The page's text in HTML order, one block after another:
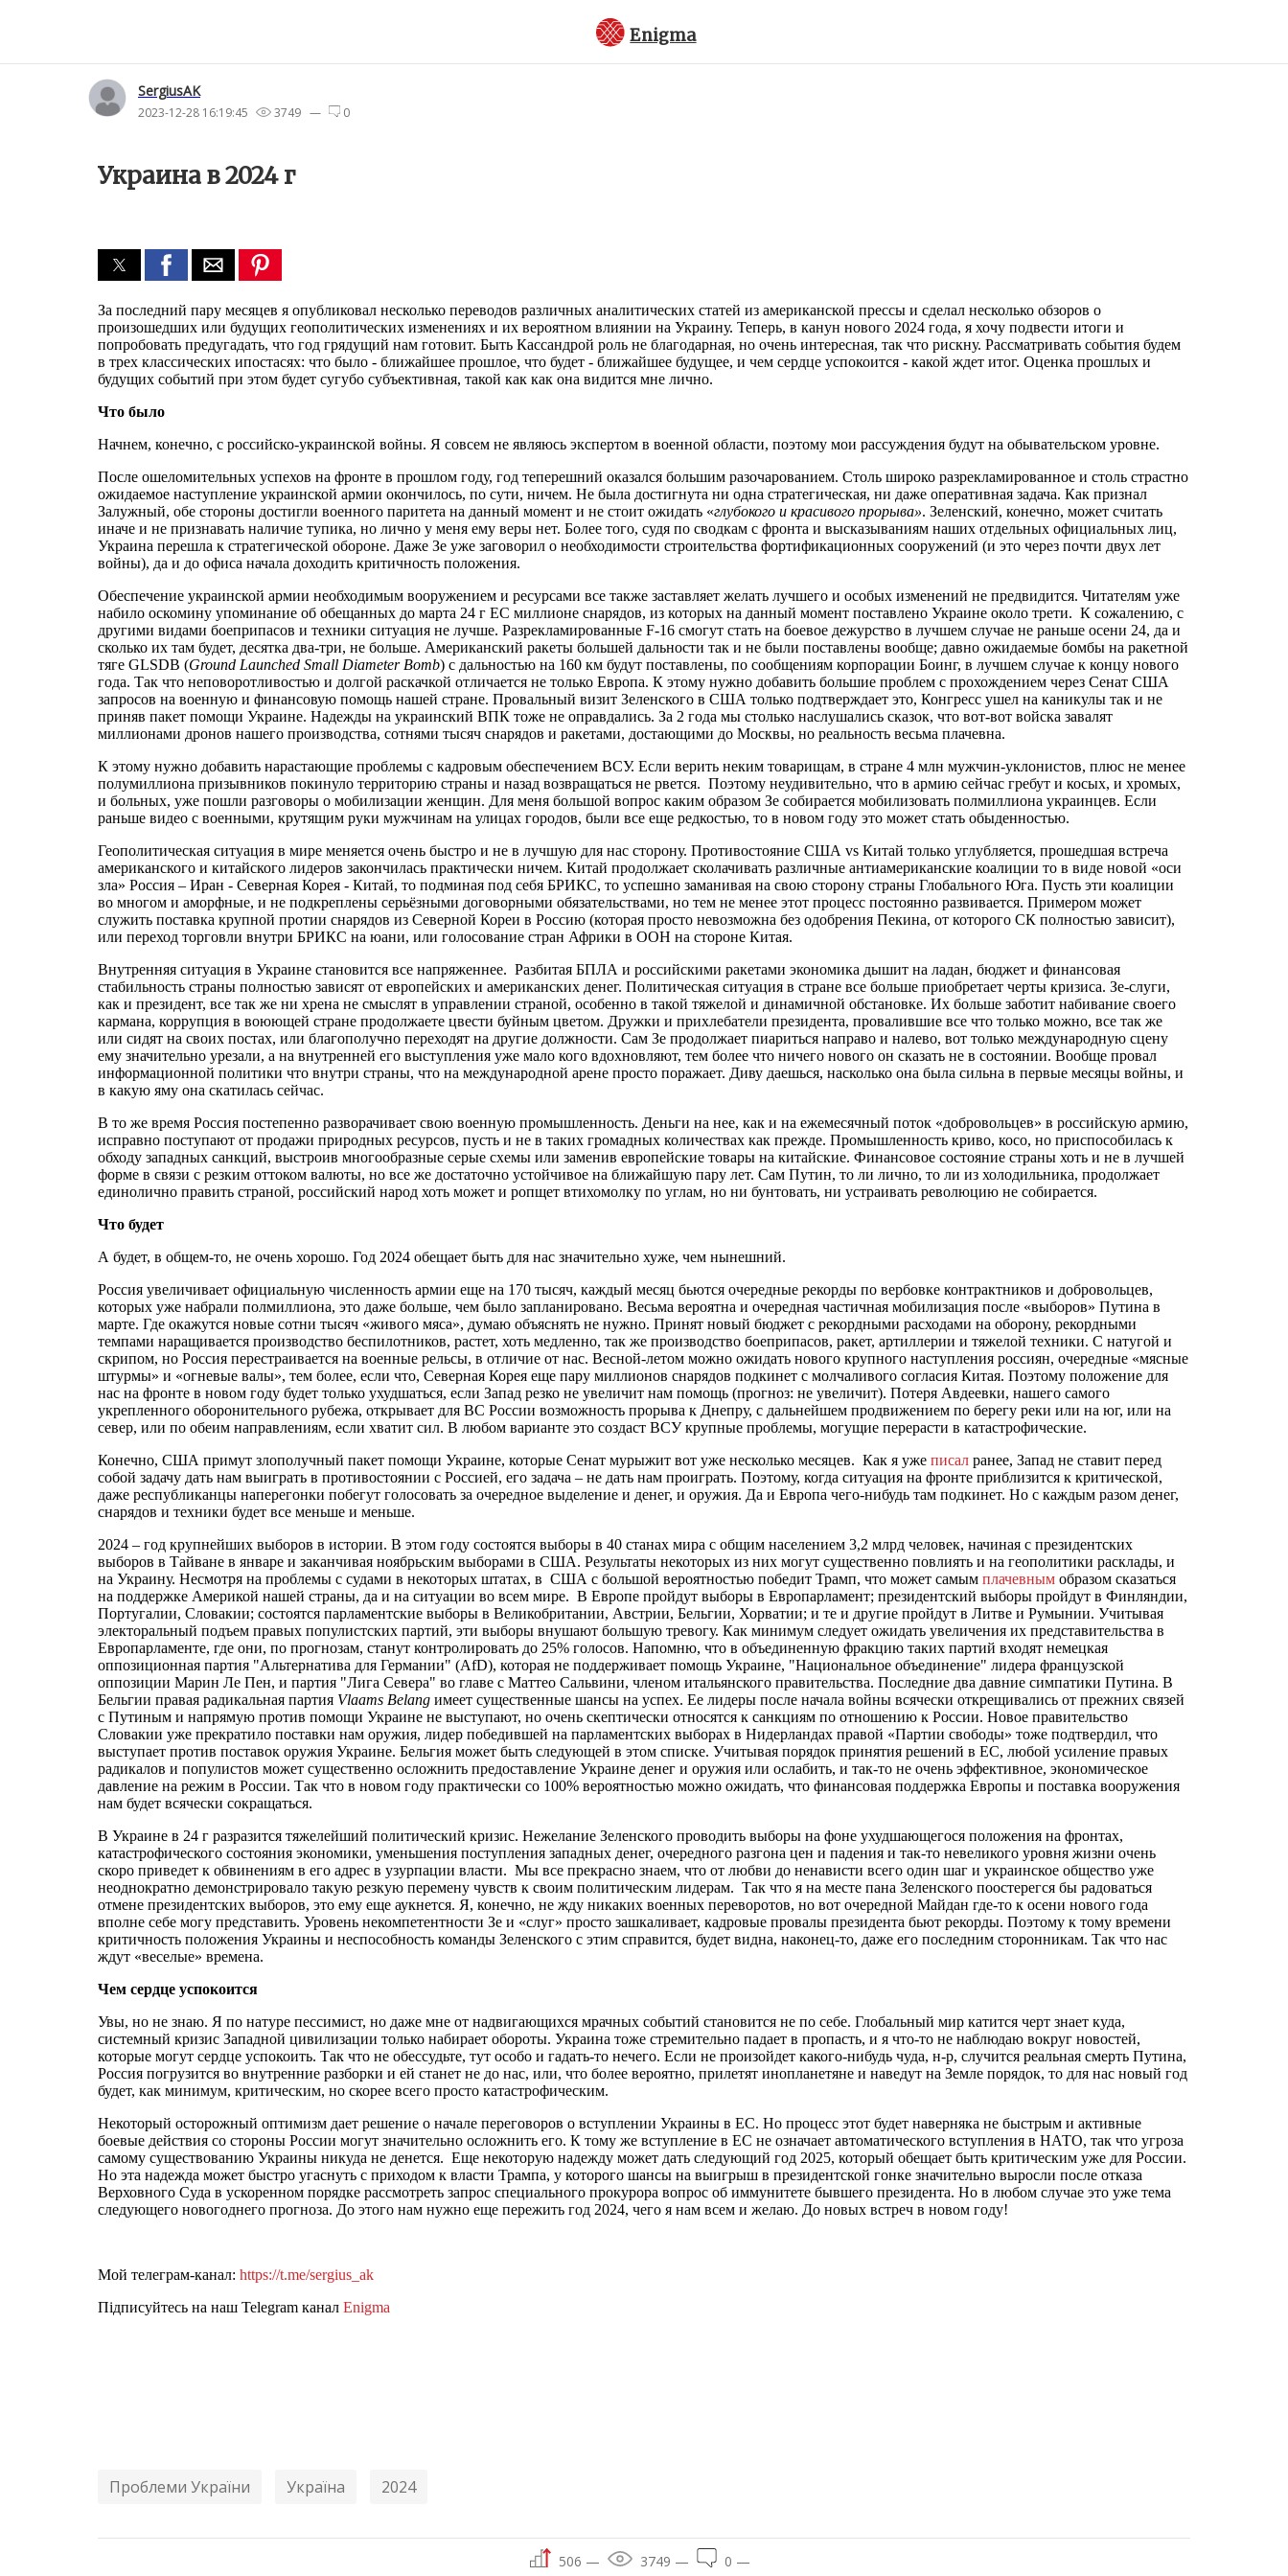
Enigma
SergiusAK
2023-12-28 16:19:45 3749 — 0
Украина в 2024 г
За последний пару месяцев я опубликовал несколько переводов различных аналитических статей из американской прессы и сделал несколько обзоров о
произошедших или будущих геополитических изменениях и их вероятном влиянии на Украину. Теперь, в канун нового 2024 года, я хочу подвести итоги и
попробовать предугадать, что год грядущий нам готовит. Быть Кассандрой роль не благодарная, но очень интересная, так что рискну. Рассматривать события будем
в трех классических ипостасях: что было - ближайшее прошлое, что будет - ближайшее будущее, и чем сердце успокоится - какой ждет итог. Оценка прошлых и
будущих событий при этом будет сугубо субъективная, такой как как она видится мне лично.
Что было
Начнем, конечно, с российско-украинской войны. Я совсем не являюсь экспертом в военной области, поэтому мои рассуждения будут на обывательском уровне.
После ошеломительных успехов на фронте в прошлом году, год теперешний оказался большим разочарованием. Столь широко разрекламированное и столь страстно
ожидаемое наступление украинской армии окончилось, по сути, ничем. Не была достигнута ни одна стратегическая, ни даже оперативная задача. Как признал
Залужный, обе стороны достигли военного паритета на данный момент и не стоит ожидать «глубокого и красивого прорыва». Зеленский, конечно, может считать
иначе и не признавать наличие тупика, но лично у меня ему веры нет. Более того, судя по сводкам с фронта и высказываниям наших отдельных официальных лиц,
Украина перешла к стратегической обороне. Даже Зе уже заговорил о необходимости строительства фортификационных сооружений (и это через почти двух лет
войны), да и до офиса начала доходить критичность положения.
Обеспечение украинской армии необходимым вооружением и ресурсами все также заставляет желать лучшего и особых изменений не предвидится. Читателям уже
набило оскомину упоминание об обещанных до марта 24 г ЕС миллионе снарядов, из которых на данный момент поставлено Украине около трети. К сожалению, с
другими видами боеприпасов и техники ситуация не лучше. Разрекламированные F-16 смогут стать на боевое дежурство в лучшем случае не раньше осени 24, да и
сколько их там будет, десятка два-три, не больше. Американский ракеты большей дальности так и не были поставлены вообще; давно ожидаемые бомбы на ракетной
тяге GLSDB (Ground Launched Small Diameter Bomb) с дальностью на 160 км будут поставлены, по сообщениям корпорации Боинг, в лучшем случае к концу нового
года. Так что неповоротливостью и долгой раскачкой отличается не только Европа. К этому нужно добавить большие проблем с прохождением через Сенат США
запросов на военную и финансовую помощь нашей стране. Провальный визит Зеленского в США только подтверждает это, Конгресс ушел на каникулы так и не
приняв пакет помощи Украине. Надежды на украинский ВПК тоже не оправдались. За 2 года мы столько наслушались сказок, что вот-вот войска завалят
миллионами дронов нашего производства, сотнями тысяч снарядов и ракетами, достающими до Москвы, но реальность весьма плачевна.
К этому нужно добавить нарастающие проблемы с кадровым обеспечением ВСУ. Если верить неким товарищам, в стране 4 млн мужчин-уклонистов, плюс не менее
полумиллиона призывников покинуло территорию страны и назад возвращаться не рвется. Поэтому неудивительно, что в армию сейчас гребут и косых, и хромых,
и больных, уже пошли разговоры о мобилизации женщин. Для меня большой вопрос каким образом Зе собирается мобилизовать полмиллиона украинцев. Если
раньше видео с военными, крутящим руки мужчинам на улицах городов, были все еще редкостью, то в новом году это может стать обыденностью.
Геополитическая ситуация в мире меняется очень быстро и не в лучшую для нас сторону. Противостояние США vs Китай только углубляется, прошедшая встреча
американского и китайского лидеров закончилась практически ничем. Китай продолжает сколачивать различные антиамериканские коалиции то в виде новой «оси
зла» Россия – Иран - Северная Корея - Китай, то подминая под себя БРИКС, то успешно заманивая на свою сторону страны Глобального Юга. Пусть эти коалиции
во многом и аморфные, и не подкреплены серьёзными договорными обязательствами, но тем не менее этот процесс постоянно развивается. Примером может
служить поставка крупной протии снарядов из Северной Кореи в Россию (которая просто невозможна без одобрения Пекина, от которого СК полностью зависит),
или переход торговли внутри БРИКС на юани, или голосование стран Африки в ООН на стороне Китая.
Внутренняя ситуация в Украине становится все напряженнее. Разбитая БПЛА и российскими ракетами экономика дышит на ладан, бюджет и финансовая
стабильность страны полностью зависят от европейских и американских денег. Политическая ситуация в стране все больше приобретает черты кризиса. Зе-слуги,
как и президент, все так же ни хрена не смыслят в управлении страной, особенно в такой тяжелой и динамичной обстановке. Их больше заботит набивание своего
кармана, коррупция в воюющей стране продолжаете цвести буйным цветом. Дружки и прихлебатели президента, провалившие все что только можно, все так же
или сидят на своих постах, или благополучно переходят на другие должности. Сам Зе продолжает пиариться направо и налево, вот только международную сцену
ему значительно урезали, а на внутренней его выступления уже мало кого вдохновляют, тем более что ничего нового он сказать не в состоянии. Вообще провал
информационной политики что внутри страны, что на международной арене просто поражает. Диву даешься, насколько она была сильна в первые месяцы войны, и
в какую яму она скатилась сейчас.
В то же время Россия постепенно разворачивает свою военную промышленность. Деньги на нее, как и на ежемесячный поток «добровольцев» в российскую армию,
исправно поступают от продажи природных ресурсов, пусть и не в таких громадных количествах как прежде. Промышленность криво, косо, но приспособилась к
обходу западных санкций, выстроив многообразные серые схемы или заменив европейские товары на китайские. Финансовое состояние страны хоть и не в лучшей
форме в связи с резким оттоком валюты, но все же достаточно устойчивое на ближайшую пару лет. Сам Путин, то ли лично, то ли из холодильника, продолжает
единолично править страной, российский народ хоть может и ропщет втихомолку по углам, но ни бунтовать, ни устраивать революцию не собирается.
Что будет
А будет, в общем-то, не очень хорошо. Год 2024 обещает быть для нас значительно хуже, чем нынешний.
Россия увеличивает официальную численность армии еще на 170 тысяч, каждый месяц бьются очередные рекорды по вербовке контрактников и добровольцев,
которых уже набрали полмиллиона, это даже больше, чем было запланировано. Весьма вероятна и очередная частичная мобилизация после «выборов» Путина в
марте. Где окажутся новые сотни тысяч «живого мяса», думаю объяснять не нужно. Принят новый бюджет с рекордными расходами на оборону, рекордными
темпами наращивается производство беспилотников, растет, хоть медленно, так же производство боеприпасов, ракет, артиллерии и тяжелой техники. С натугой и
скрипом, но Россия перестраивается на военные рельсы, в отличие от нас. Весной-летом можно ожидать нового крупного наступления россиян, очередные «мясные
штурмы» и «огневые валы», тем более, если что, Северная Корея еще пару миллионов снарядов подкинет с молчаливого согласия Китая. Поэтому положение для
нас на фронте в новом году будет только ухудшаться, если Запад резко не увеличит нам помощь (прогноз: не увеличит). Потеря Авдеевки, нашего самого
укрепленного оборонительного рубежа, открывает для ВС России возможность прорыва к Днепру, с дальнейшем продвижением по берегу реки или на юг, или на
север, или по обеим направлениям, если хватит сил. В любом варианте это создаст ВСУ крупные проблемы, могущие перерасти в катастрофические.
Конечно, США примут злополучный пакет помощи Украине, которые Сенат мурыжит вот уже несколько месяцев. Как я уже писал ранее, Запад не ставит перед
собой задачу дать нам выиграть в противостоянии с Россией, его задача – не дать нам проиграть. Поэтому, когда ситуация на фронте приблизится к критической,
даже республиканцы наперегонки побегут голосовать за очередное выделение и денег, и оружия. Да и Европа чего-нибудь там подкинет. Но с каждым разом денег,
снарядов и техники будет все меньше и меньше.
2024 – год крупнейших выборов в истории. В этом году состоятся выборы в 40 станах мира с общим населением 3,2 млрд человек, начиная с президентских
выборов в Тайване в январе и заканчивая ноябрьским выборами в США. Результаты некоторых из них могут существенно повлиять и на геополитики расклады, и
на Украину. Несмотря на проблемы с судами в некоторых штатах, в США с большой вероятностью победит Трамп, что может самым плачевным образом сказаться
на поддержке Америкой нашей страны, да и на ситуации во всем мире. В Европе пройдут выборы в Европарламент; президентский выборы пройдут в Финляндии,
Португалии, Словакии; состоятся парламентские выборы в Великобритании, Австрии, Бельгии, Хорватии; и те и другие пройдут в Литве и Румынии. Учитывая
электоральный подъем правых популистских партий, эти выборы внушают большую тревогу. Как минимум следует ожидать увеличения их представительства в
Европарламенте, где они, по прогнозам, станут контролировать до 25% голосов. Напомню, что в объединенную фракцию таких партий входят немецкая
оппозиционная партия "Альтернатива для Германии" (AfD), которая не поддерживает помощь Украине, "Национальное объединение" лидера французской
оппозиции Марин Ле Пен, и партия "Лига Севера" во главе с Маттео Сальвини, членом итальянского правительства. Последние два давние симпатики Путина. В
Бельгии правая радикальная партия Vlaams Belang имеет существенные шансы на успех. Ее лидеры после начала войны всячески открещивались от прежних связей
с Путиным и напрямую против помощи Украине не выступают, но очень скептически относятся к санкциям по отношению к России. Новое правительство
Словакии уже прекратило поставки нам оружия, лидер победившей на парламентских выборах в Нидерландах правой «Партии свободы» тоже подтвердил, что
выступает против поставок оружия Украине. Бельгия может быть следующей в этом списке. Учитывая порядок принятия решений в ЕС, любой усиление правых
радикалов и популистов может существенно осложнить предоставление Украине денег и оружия или ослабить, и так-то не очень эффективное, экономическое
давление на режим в России. Так что в новом году практически со 100% вероятностью можно ожидать, что финансовая поддержка Европы и поставка вооружения
нам будет всячески сокращаться.
В Украине в 24 г разразится тяжелейший политический кризис. Нежелание Зеленского проводить выборы на фоне ухудшающегося положения на фронтах,
катастрофического состояния экономики, уменьшения поступления западных денег, очередного разгона цен и падения и так-то невеликого уровня жизни очень
скоро приведет к обвинениям в его адрес в узурпации власти. Мы все прекрасно знаем, что от любви до ненависти всего один шаг и украинское общество уже
неоднократно демонстрировало такую резкую перемену чувств к своим политическим лидерам. Так что я на месте пана Зеленского поостерегся бы радоваться
отмене президентских выборов, это ему еще аукнется. Я, конечно, не жду никаких военных переворотов, но вот очередной Майдан где-то к осени нового года
вполне себе могу представить. Уровень некомпетентности Зе и «слуг» просто зашкаливает, кадровые провалы президента бьют рекорды. Поэтому к тому времени
критичность положения Украины и неспособность команды Зеленского с этим справится, будет видна, наконец-то, даже его последним сторонникам. Так что нас
ждут «веселые» времена.
Чем сердце успокоится
Увы, но не знаю. Я по натуре пессимист, но даже мне от надвигающихся мрачных событий становится не по себе. Глобальный мир катится черт знает куда,
системный кризис Западной цивилизации только набирает обороты. Украина тоже стремительно падает в пропасть, и я что-то не наблюдаю вокруг новостей,
которые могут сердце успокоить. Так что не обессудьте, тут особо и гадать-то нечего. Если не произойдет какого-нибудь чуда, н-р, случится реальная смерть Путина,
Россия погрузится во внутренние разборки и ей станет не до нас, или, что более вероятно, прилетят инопланетяне и наведут на Земле порядок, то для нас новый год
будет, как минимум, критическим, но скорее всего просто катастрофическим.
Некоторый осторожный оптимизм дает решение о начале переговоров о вступлении Украины в ЕС. Но процесс этот будет наверняка не быстрым и активные
боевые действия со стороны России могут значительно осложнить его. К тому же вступление в ЕС не означает автоматического вступления в НАТО, так что угроза
самому существованию Украины никуда не денется. Еще некоторую надежду может дать следующий год 2025, который обещает быть критическим уже для России.
Но эта надежда может быстро угаснуть с приходом к власти Трампа, у которого шансы на выигрыш в президентской гонке значительно выросли после отказа
Верховного Суда в ускоренном порядке рассмотреть запрос специального прокурора вопрос об иммунитете бывшего президента. Но в любом случае это уже тема
следующего новогоднего прогноза. До этого нам нужно еще пережить год 2024, чего я нам всем и желаю. До новых встреч в новом году!
Мой телеграм-канал: https://t.me/sergius_ak
Підписуйтесь на наш Telegram канал Enigma
Проблеми України Україна 2024
506 — 3749 — 0 —